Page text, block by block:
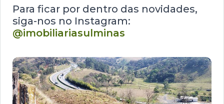
Para ficar por dentro das novidades,
siga-nos no Instagram:
@imobiliariasulminas